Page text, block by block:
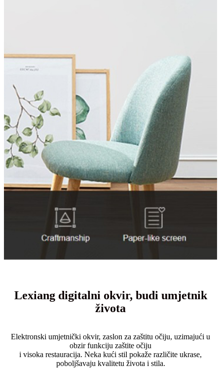
Lexiang digitalni okvir, budi umjetnik
života
Elektronski umjetnički okvir, zaslon za zaštitu očiju, uzimajući u
obzir funkciju zaštite očiju
i visoka restauracija. Neka kući stil pokaže različite ukrase,
poboljšavaju kvalitetu života i stila.